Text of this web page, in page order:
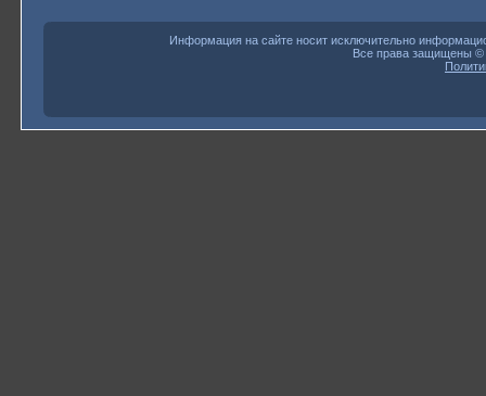
Информация на сайте носит исключительно
Все права защищены ©